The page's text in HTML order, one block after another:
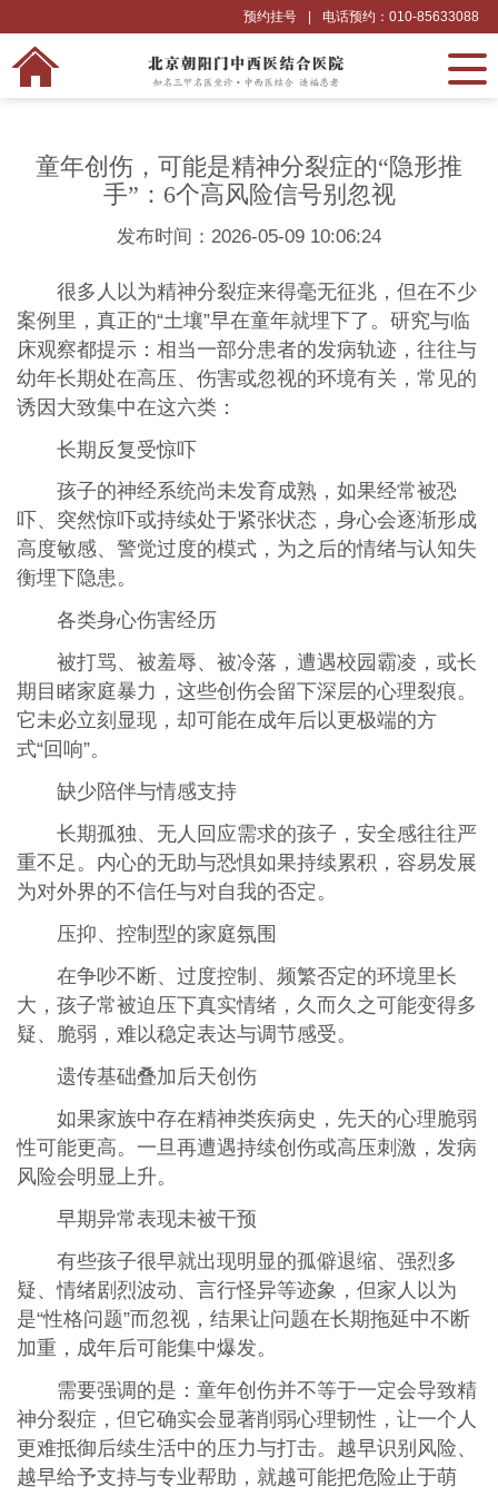
电话预约：010-85633088
预约挂号
童年创伤，可能是精神分裂症的“隐形推
手”：6个高风险信号别忽视
发布时间：2026-05-09 10:06:24
很多人以为精神分裂症来得毫无征兆，但在不少
案例里，真正的“土壤”早在童年就埋下了。研究与临
床观察都提示：相当一部分患者的发病轨迹，往往与
幼年长期处在高压、伤害或忽视的环境有关，常见的
诱因大致集中在这六类：
长期反复受惊吓
孩子的神经系统尚未发育成熟，如果经常被恐
吓、突然惊吓或持续处于紧张状态，身心会逐渐形成
高度敏感、警觉过度的模式，为之后的情绪与认知失
衡埋下隐患。
各类身心伤害经历
被打骂、被羞辱、被冷落，遭遇校园霸凌，或长
期目睹家庭暴力，这些创伤会留下深层的心理裂痕。
它未必立刻显现，却可能在成年后以更极端的方
式“回响”。
缺少陪伴与情感支持
长期孤独、无人回应需求的孩子，安全感往往严
重不足。内心的无助与恐惧如果持续累积，容易发展
为对外界的不信任与对自我的否定。
压抑、控制型的家庭氛围
在争吵不断、过度控制、频繁否定的环境里长
大，孩子常被迫压下真实情绪，久而久之可能变得多
疑、脆弱，难以稳定表达与调节感受。
遗传基础叠加后天创伤
如果家族中存在精神类疾病史，先天的心理脆弱
性可能更高。一旦再遭遇持续创伤或高压刺激，发病
风险会明显上升。
早期异常表现未被干预
有些孩子很早就出现明显的孤僻退缩、强烈多
疑、情绪剧烈波动、言行怪异等迹象，但家人以为
是“性格问题”而忽视，结果让问题在长期拖延中不断
加重，成年后可能集中爆发。
需要强调的是：童年创伤并不等于一定会导致精
神分裂症，但它确实会显著削弱心理韧性，让一个人
更难抵御后续生活中的压力与打击。越早识别风险、
越早给予支持与专业帮助，就越可能把危险止于萌